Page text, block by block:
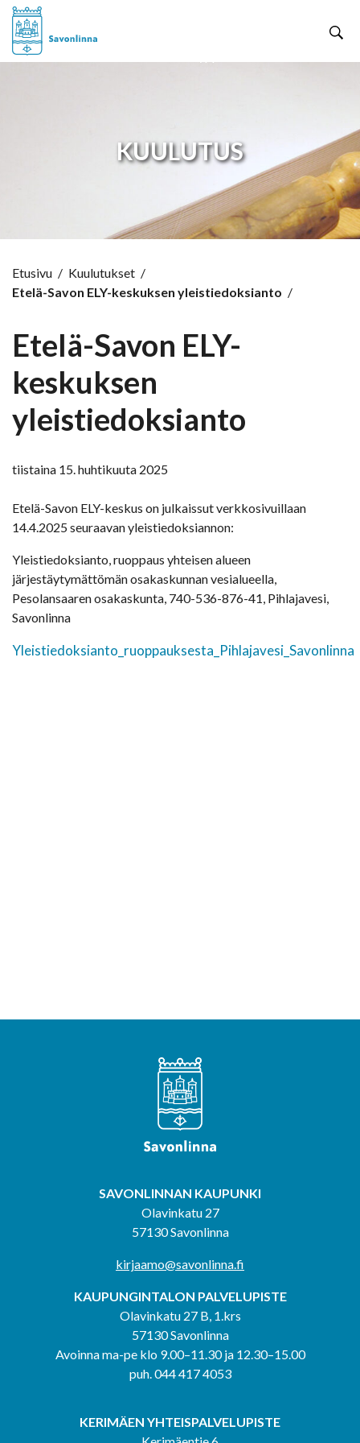
KUULUTUS
Etusivu / Kuulutukset /
Etelä-Savon ELY-keskuksen yleistiedoksianto /
Etelä-Savon ELY-
keskuksen
yleistiedoksianto
tiistaina 15. huhtikuuta 2025
Etelä-Savon ELY-keskus on julkaissut verkkosivuillaan
14.4.2025 seuraavan yleistiedoksiannon:
Yleistiedoksianto, ruoppaus yhteisen alueen
järjestäytymättömän osakaskunnan vesialueella,
Pesolansaaren osakaskunta, 740-536-876-41, Pihlajavesi,
Savonlinna
Yleistiedoksianto_ruoppauksesta_Pihlajavesi_Savonlinna
SAVONLINNAN KAUPUNKI
Olavinkatu 27
57130 Savonlinna
kirjaamo@savonlinna.fi
KAUPUNGINTALON PALVELUPISTE
Olavinkatu 27 B, 1.krs
57130 Savonlinna
Avoinna ma-pe klo 9.00–11.30 ja 12.30–15.00
puh. 044 417 4053
KERIMÄEN YHTEISPALVELUPISTE